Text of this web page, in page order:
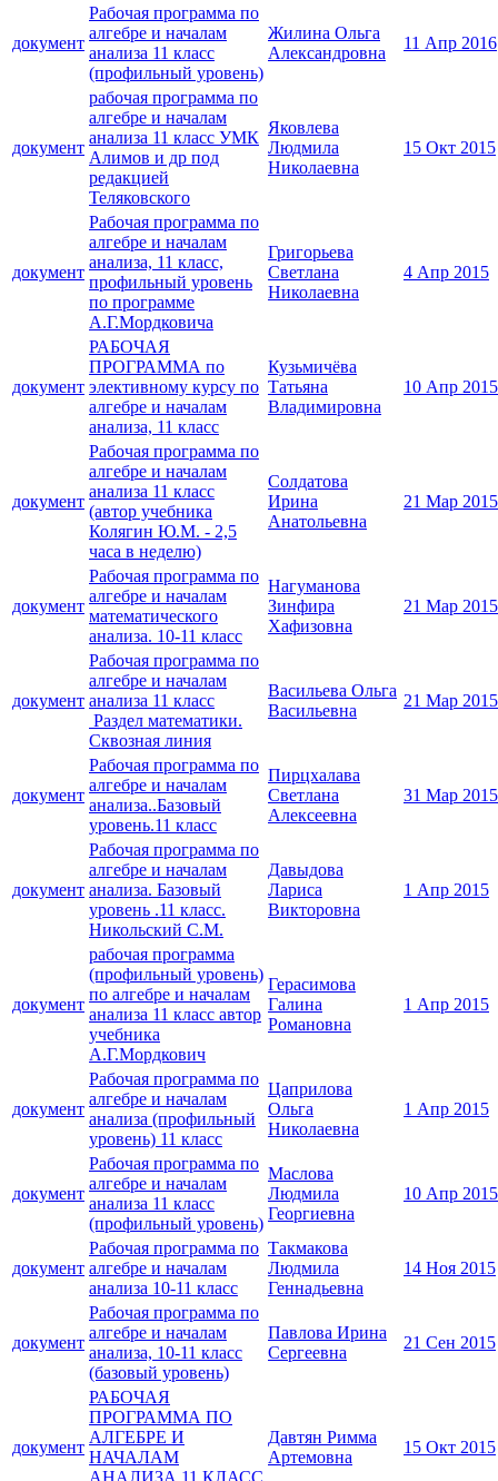
документ
Рабочая программа по
алгебре и началам
анализа 11 класс
(профильный уровень)
Жилина Ольга
Александровна
11 Апр 2016
документ
рабочая программа по
алгебре и началам
анализа 11 класс УМК
Алимов и др под
редакцией
Теляковского
Яковлева
Людмила
Николаевна
15 Окт 2015
документ
Рабочая программа по
алгебре и началам
анализа, 11 класс,
профильный уровень
по программе
А.Г.Мордковича
Григорьева
Светлана
Николаевна
4 Апр 2015
документ
РАБОЧАЯ
ПРОГРАММА по
элективному курсу по
алгебре и началам
анализа, 11 класс
Кузьмичёва
Татьяна
Владимировна
10 Апр 2015
документ
Рабочая программа по
алгебре и началам
анализа 11 класс
(автор учебника
Колягин Ю.М. - 2,5
часа в неделю)
Солдатова
Ирина
Анатольевна
21 Мар 2015
документ
Рабочая программа по
алгебре и началам
математического
анализа. 10-11 класс
Нагуманова
Зинфира
Хафизовна
21 Мар 2015
документ
Рабочая программа по
алгебре и началам
анализа 11 класс
Раздел математики.
Сквозная линия
Васильева Ольга
Васильевна
21 Мар 2015
документ
Рабочая программа по
алгебре и началам
анализа..Базовый
уровень.11 класс
Пирцхалава
Светлана
Алексеевна
31 Мар 2015
документ
Рабочая программа по
алгебре и началам
анализа. Базовый
уровень .11 класс.
Никольский С.М.
Давыдова
Лариса
Викторовна
1 Апр 2015
документ
рабочая программа
(профильный уровень)
по алгебре и началам
анализа 11 класс автор
учебника
А.Г.Мордкович
Герасимова
Галина
Романовна
1 Апр 2015
документ
Рабочая программа по
алгебре и началам
анализа (профильный
уровень) 11 класс
Цаприлова
Ольга
Николаевна
1 Апр 2015
документ
Рабочая программа по
алгебре и началам
анализа 11 класс
(профильный уровень)
Маслова
Людмила
Георгиевна
10 Апр 2015
документ
Рабочая программа по
алгебре и началам
анализа 10-11 класс
Такмакова
Людмила
Геннадьевна
14 Ноя 2015
документ
Рабочая программа по
алгебре и началам
анализа, 10-11 класс
(базовый уровень)
Павлова Ирина
Сергеевна
21 Сен 2015
документ
РАБОЧАЯ
ПРОГРАММА ПО
АЛГЕБРЕ И
НАЧАЛАМ
Давтян Римма
Артемовна
15 Окт 2015